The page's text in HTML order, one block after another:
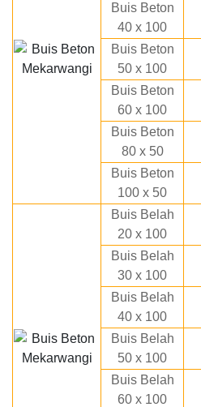
Buis Beton
40 x 100
Buis Beton
50 x 100
Buis Beton
60 x 100
Buis Beton
80 x 50
Buis Beton
100 x 50
Buis Belah
20 x 100
Buis Belah
30 x 100
Buis Belah
40 x 100
Buis Belah
50 x 100
Buis Belah
60 x 100